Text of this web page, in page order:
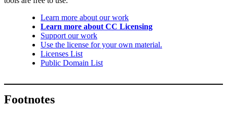
Learn more about our work
Learn more about CC Licensing
Support our work
Use the license for your own material.
Licenses List
Public Domain List
Footnotes